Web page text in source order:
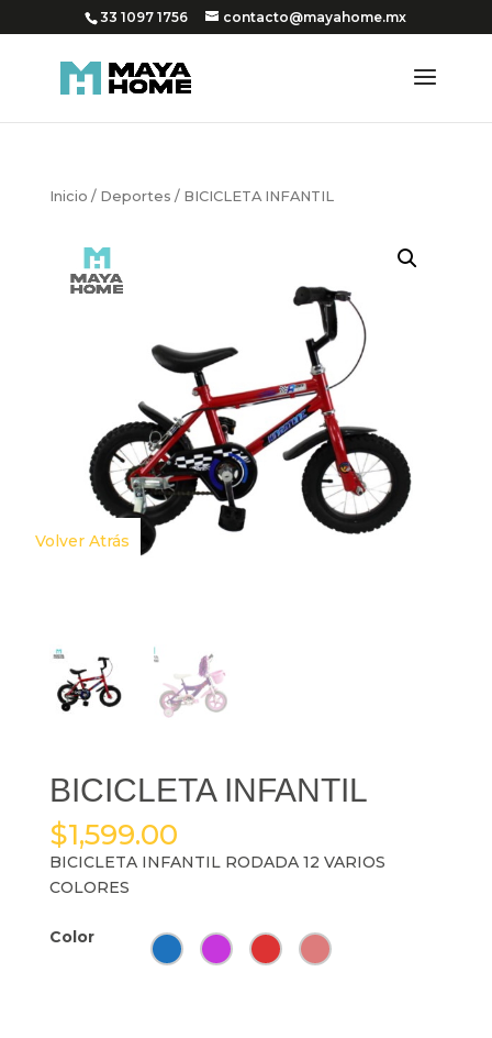
33 1097 1756 contacto@mayahome.mx
Inicio / Deportes / BICICLETA INFANTIL
BICICLETA INFANTIL
$1,599.00
BICICLETA INFANTIL RODADA 12 VARIOS
COLORES
Color
Volver Atrás